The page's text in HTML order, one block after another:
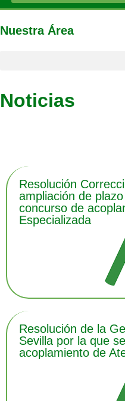
Nuestra Área
Noticias
Resolución
ampliación de
concurso de
Especializada
Resolución de la
Sevilla por la que
acoplamiento de